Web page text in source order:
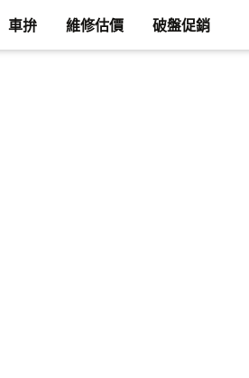
車拚 維修估價 破盤促銷